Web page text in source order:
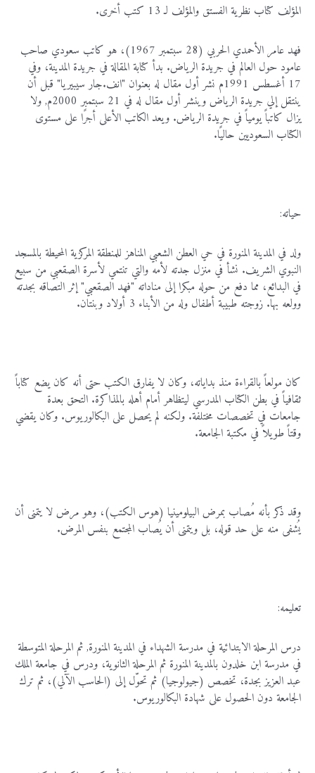
المؤلف كتاب نظرية الفستق والمؤلف لـ 13 كتب أخرى.
فهد عامر الأحمدي الحربي (28 سبتمبر 1967)، هو كاتب سعودي صاحب
عامود حول العالم في جريدة الرياض. بدأ كتابة المقالة في جريدة المدينة، وفي
17 أغسطس 1991م نشر أول مقال له بعنوان "انف.جار سيبيريا" قبل أن
ينتقل إلي جريدة الرياض وينشر أول مقال له في 21 سبتمبر 2000م, ولا
يزال كاتباً يومياً في جريدة الرياض. ويعد الكاتب الأعلى أجرًا على مستوى
الكتاب السعوديين حاليًا.
حياته:
ولد في المدينة المنورة في حي العطن الشعبي المناهز للمنطقة المركزية المحيطة بالمسجد
النبوي الشريف. نشأ في منزل جدته لأمه والتي تنتمي لأسرة الصقعبي من سبيع
في البدائع، مما دفع من حوله مبكرا إلى مناداته "فهد الصقعبي" إثر التصاقه بجدته
وولعه بها. زوجته طبيبة أطفال وله من الأبناء 3 أولاد وبنتان.
كان مولعاً بالقراءة منذ بداياته، وكان لا يفارق الكتب حتى أنه كان يضع كتاباً
ثقافياً في بطن الكتاب المدرسي ليتظاهر أمام أهله بالمذاكرة. التحق بعدة
جامعات في تخصصات مختلفة. ولكنه لم يحصل على البكالوريوس. وكان يقضي
وقتاً طويلاً في مكتبة الجامعة.
وقد ذكر بأنه مُصاب بمرض البيلومينيا (هوس الكتب)، وهو مرض لا يتمنى أن
يُشفى منه على حد قوله، بل ويتمنى أن يُصاب المجتمع بنفس المرض.
تعليمه:
درس المرحلة الابتدائية في مدرسة الشهداء في المدينة المنورة, ثم المرحلة المتوسطة
في مدرسة ابن خلدون بالمدينة المنورة ثم المرحلة الثانوية، ودرس في جامعة الملك
عبد العزيز بجدة، تخصص (جيولوجيا) ثم تحوّل إلى (الحاسب الآلي)، ثم ترك
الجامعة دون الحصول على شهادة البكالوريوس.